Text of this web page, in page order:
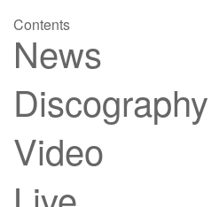
Contents
News
Discography
Video